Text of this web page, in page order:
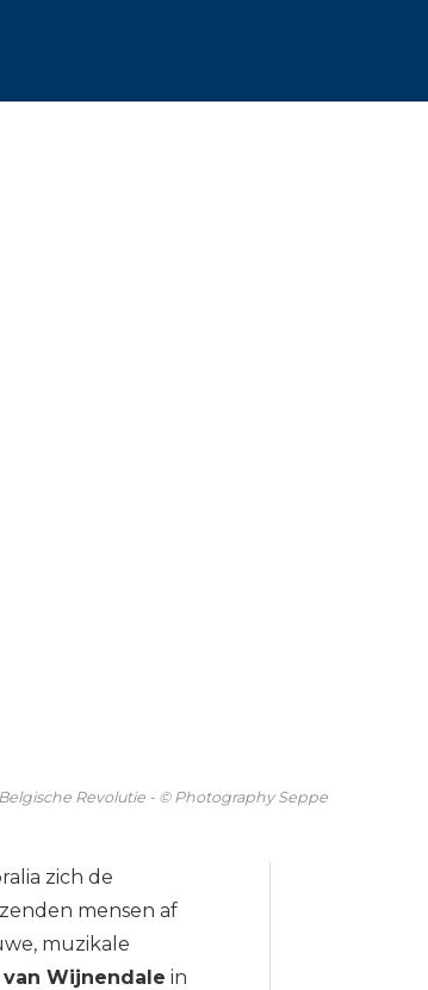
Revolutie - © Photography Seppe
zich de
mensen af
muzikale
Wijnendale in